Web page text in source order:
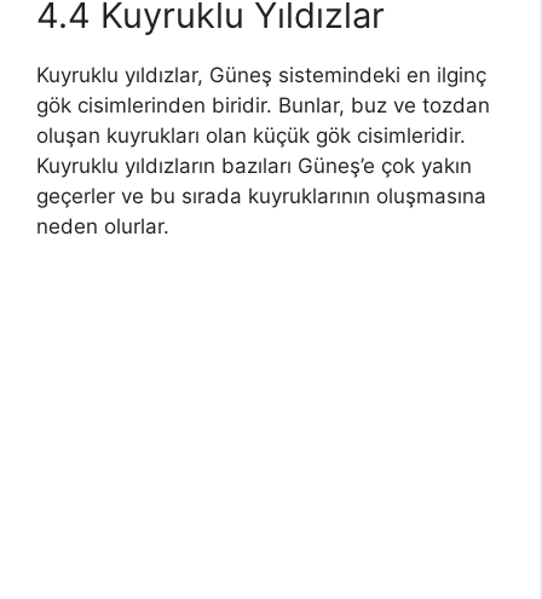
4.4 Kuyruklu Yıldızlar
Kuyruklu yıldızlar, Güneş sistemindeki en ilginç
gök cisimlerinden biridir. Bunlar, buz ve tozdan
oluşan kuyrukları olan küçük gök cisimleridir.
Kuyruklu yıldızların bazıları Güneş’e çok yakın
geçerler ve bu sırada kuyruklarının oluşmasına
neden olurlar.